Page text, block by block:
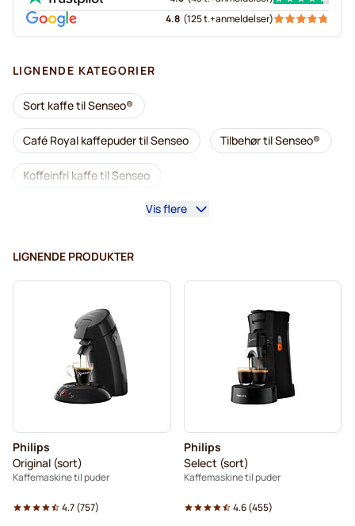
4.8 (125 t.+anmeldelser)
LIGNENDE KATEGORIER
Sort kaffe til Senseo®
Café Royal kaffepuder til Senseo Tilbehør til Senseo®
Koffeinfri kaffe til Senseo
Afkalkning og plejeprodukter til Senseo
Café René kaffepuder til Senseo Puder til Senseo®
Merrild kaffepuder til Senseo
Friele kaffepuder til Senseo
Marcilla kaffepuder til Senseo
Kaffemaskiner til Senseo® Til Senseo®
Vis flere
LIGNENDE PRODUKTER
Philips
Original (sort)
Kaffemaskine til puder
4.7(757)
Philips
Select (sort)
Kaffemaskine til puder
4.6(455)